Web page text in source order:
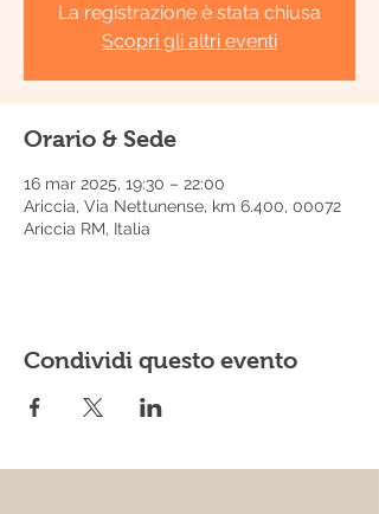
La registrazione è stata chiusa
Scopri gli altri eventi
Orario & Sede
16 mar 2025, 19:30 – 22:00
Ariccia, Via Nettunense, km 6.400, 00072
Ariccia RM, Italia
Condividi questo evento